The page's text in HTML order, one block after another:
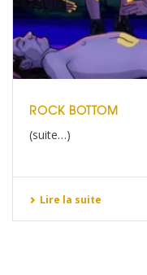
ROCK BOTTOM
(suite…)
Lire la suite